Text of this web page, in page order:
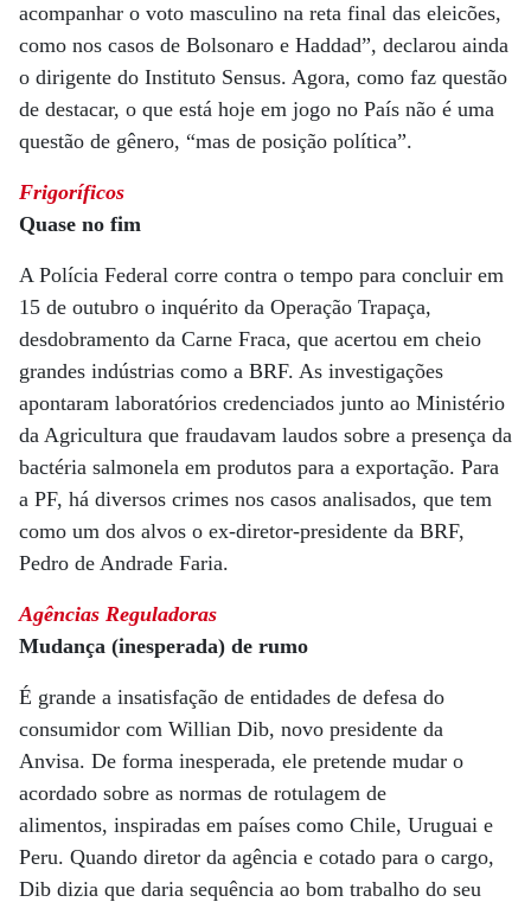
acompanhar o voto masculino na reta final das eleicões,
como nos casos de Bolsonaro e Haddad”, declarou ainda
o dirigente do Instituto Sensus. Agora, como faz questão
de destacar, o que está hoje em jogo no País não é uma
questão de gênero, “mas de posição política”.
Frigoríficos
Quase no fim
A Polícia Federal corre contra o tempo para concluir em
15 de outubro o inquérito da Operação Trapaça,
desdobramento da Carne Fraca, que acertou em cheio
grandes indústrias como a BRF. As investigações
apontaram laboratórios credenciados junto ao Ministério
da Agricultura que fraudavam laudos sobre a presença da
bactéria salmonela em produtos para a exportação. Para
a PF, há diversos crimes nos casos analisados, que tem
como um dos alvos o ex-diretor-presidente da BRF,
Pedro de Andrade Faria.
Agências Reguladoras
Mudança (inesperada) de rumo
É grande a insatisfação de entidades de defesa do
consumidor com Willian Dib, novo presidente da
Anvisa. De forma inesperada, ele pretende mudar o
acordado sobre as normas de rotulagem de
alimentos, inspiradas em países como Chile, Uruguai e
Peru. Quando diretor da agência e cotado para o cargo,
Dib dizia que daria sequência ao bom trabalho do seu